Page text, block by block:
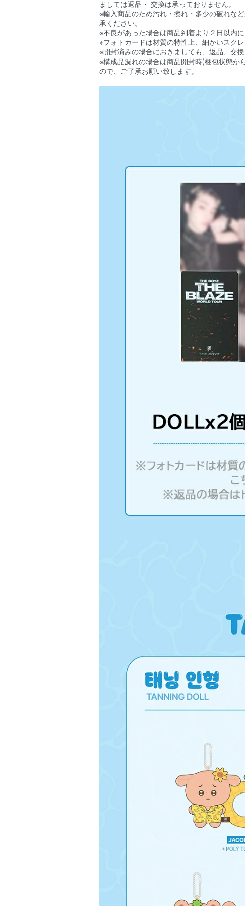
ましては返品・ 交換は承っておりません。
※輸入商品のため汚れ・擦れ・多少の破れな
承ください。
※不良があった場合は商品到着より２日以内
※フォトカードは材質の特性上、細かいスク
※開封済みの場合におきましても、返品、交換
※構成品漏れの場合は商品開封時(梱包状態か
ので、ご了承お願い致します。